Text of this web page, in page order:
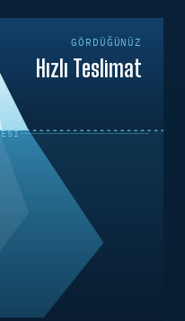
GÖRDÜĞÜNÜZ
Hızlı Teslimat